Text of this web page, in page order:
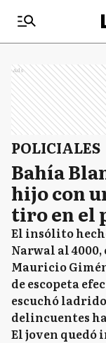
Ads
POLICIALES
Bahía
hijo con
tiro en el
El insólito
Narwal al
Mauricio
de escopeta
escuchó
delincuentes
El joven quedó